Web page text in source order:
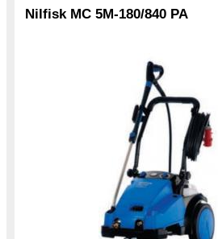
Nilfisk MC 5M-180/840 PA